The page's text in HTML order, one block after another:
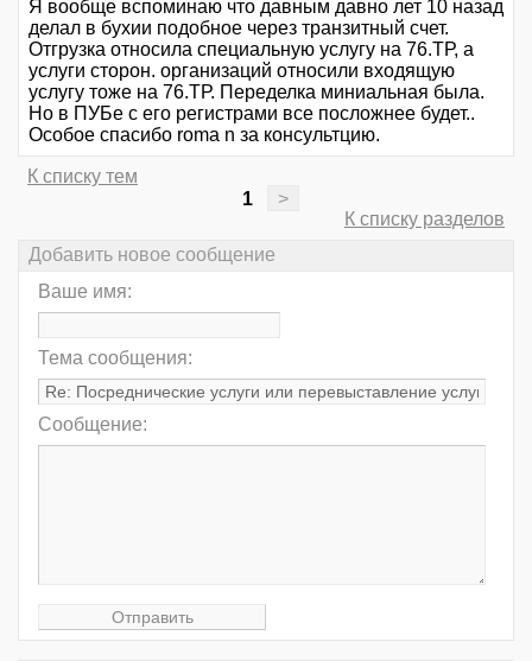
Я вообще вспоминаю что давным давно лет 10 назад
делал в бухии подобное через транзитный счет.
Отгрузка относила специальную услугу на 76.ТР, а
услуги сторон. организаций относили входящую
услугу тоже на 76.ТР. Переделка миниальная была.
Но в ПУБе с его регистрами все посложнее будет..
Особое спасибо roma n за консультцию.
К списку тем
1
>
К списку разделов
Добавить новое сообщение
Ваше имя:
Тема сообщения:
Сообщение: